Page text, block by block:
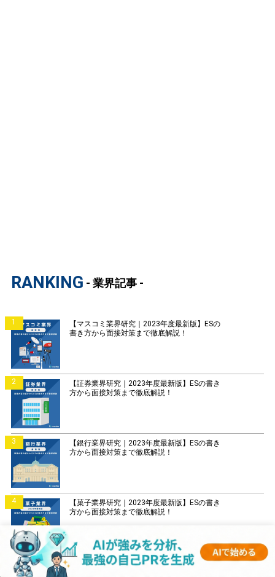
RANKING - 業界記事 -
1
【マスコミ業界研究｜2023年度最新版】ESの
書き方から面接対策まで徹底解説！
2
【証券業界研究｜2023年度最新版】ESの書き
方から面接対策まで徹底解説！
3
【銀行業界研究｜2023年度最新版】ESの書き
方から面接対策まで徹底解説！
4
【菓子業界研究｜2023年度最新版】ESの書き
方から面接対策まで徹底解説！
5
【IT業界研究｜2023年度最新版】ESの書き方